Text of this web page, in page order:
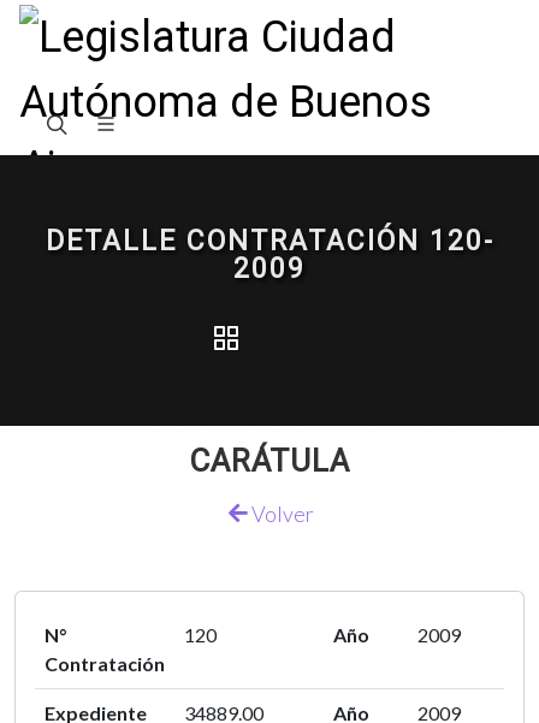
DETALLE CONTRATACIÓN 120-
2009
CARÁTULA
Volver
N°
Contratación
120 Año 2009
Expediente
34889.00 Año 2009